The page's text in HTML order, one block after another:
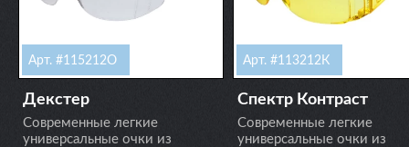
Арт. #115212О
Декстер
Современные легкие
универсальные очки из
Арт. #113212К
Спектр Контраст
Современные легкие
универсальные очки из